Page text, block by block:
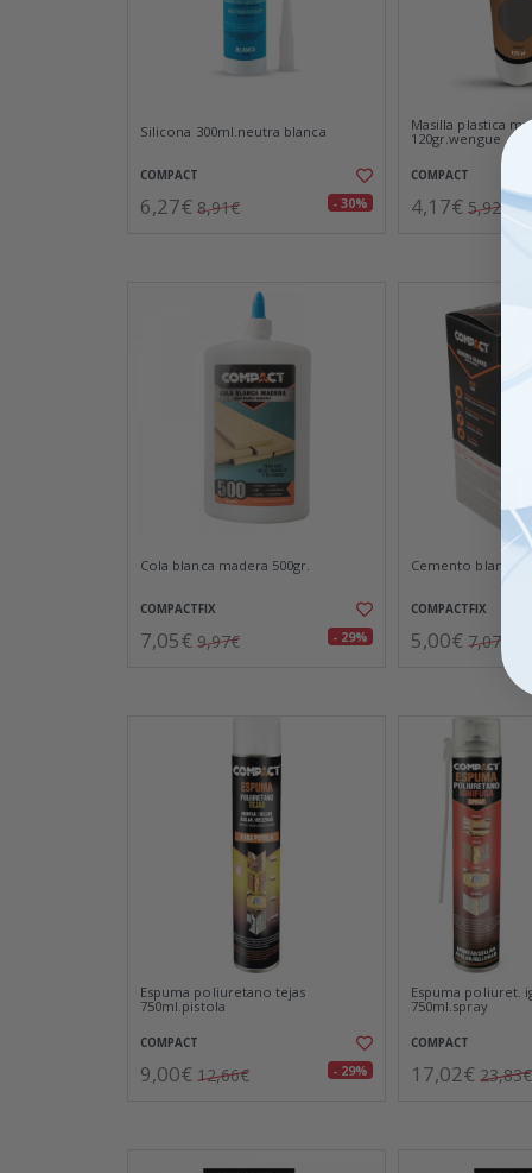
Silicona 300ml.neutra blanca
COMPACT
6,27€ 8,91€ - 30%
Masilla plastica
120gr.wengue
COMPACT
4,17€ 5,92€
Cola blanca madera 500gr.
COMPACTFIX
7,05€ 9,97€ - 29%
Cemento blanco
COMPACTFIX
5,00€ 7,07€
Espuma poliuretano tejas
750ml.pistola
COMPACT
9,00€ 12,66€ - 29%
Espuma poliuret.
750ml.spray
COMPACT
17,02€ 23,83€